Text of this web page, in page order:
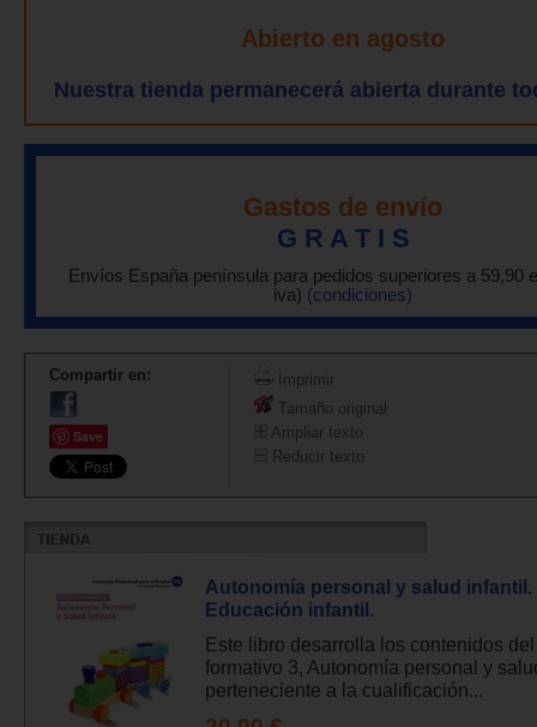
Abierto en agosto
Nuestra tienda permanecerá abierta durante
Gastos de envío
G R A T I S
Envíos España península para pedidos superiores a 59,90
iva) (condiciones)
Compartir en:
Save
Imprimir
Tamaño original
Ampliar texto
Reducir texto
Autonomía personal y salud infantil.
Educación infantil.
Este libro desarrolla los contenidos
formativo 3, Autonomía personal y
perteneciente a la cualificación...